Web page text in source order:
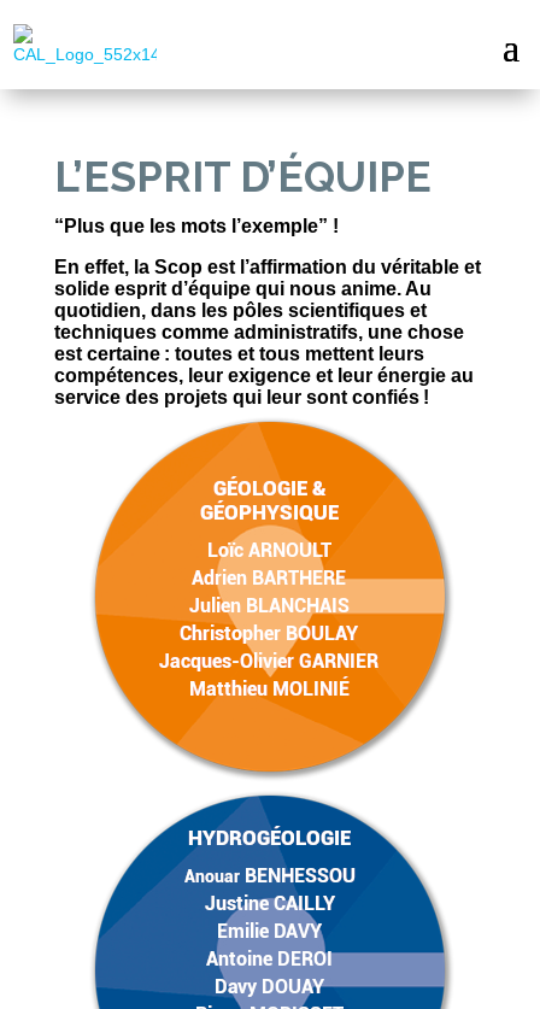
L’ESPRIT D’ÉQUIPE
“Plus que les mots l’exemple” !
En effet, la Scop est l’affirmation du véritable et
solide esprit d’équipe qui nous anime. Au
quotidien, dans les pôles scientifiques et
techniques comme administratifs, une chose
est certaine : toutes et tous mettent leurs
compétences, leur exigence et leur énergie au
service des projets qui leur sont confiés !